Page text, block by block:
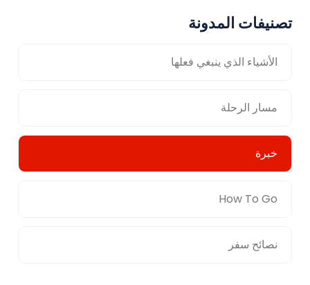
تصنيفات المدونة
الأشياء الذي ينبغي فعلها
مسار الرحلة
خبرة
How To Go
نصائح سفر